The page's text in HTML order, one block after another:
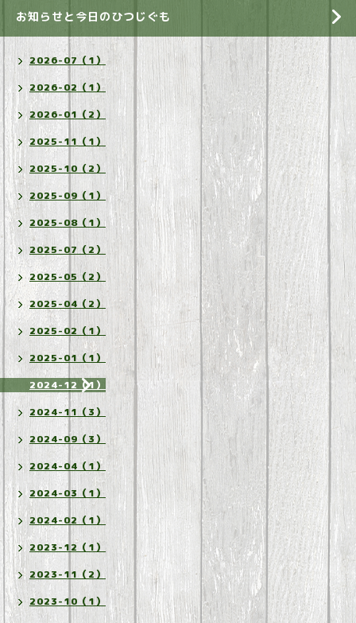
お知らせと今日のひつじぐも
2026-07（1）
2026-02（1）
2026-01（2）
2025-11（1）
2025-10（2）
2025-09（1）
2025-08（1）
2025-07（2）
2025-05（2）
2025-04（2）
2025-02（1）
2025-01（1）
2024-12（1）
2024-11（3）
2024-09（3）
2024-04（1）
2024-03（1）
2024-02（1）
2023-12（1）
2023-11（2）
2023-10（1）